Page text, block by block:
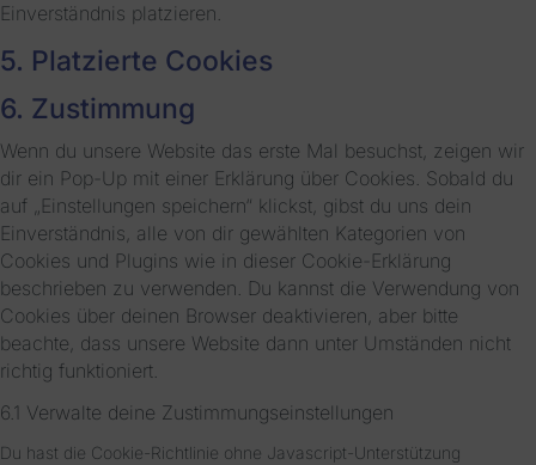
Einverständnis platzieren.
5. Platzierte Cookies
6. Zustimmung
Wenn du unsere Website das erste Mal besuchst, zeigen wir
dir ein Pop-Up mit einer Erklärung über Cookies. Sobald du
auf „Einstellungen speichern“ klickst, gibst du uns dein
Einverständnis, alle von dir gewählten Kategorien von
Cookies und Plugins wie in dieser Cookie-Erklärung
beschrieben zu verwenden. Du kannst die Verwendung von
Cookies über deinen Browser deaktivieren, aber bitte
beachte, dass unsere Website dann unter Umständen nicht
richtig funktioniert.
6.1 Verwalte deine Zustimmungseinstellungen
Du hast die Cookie-Richtlinie ohne Javascript-Unterstützung